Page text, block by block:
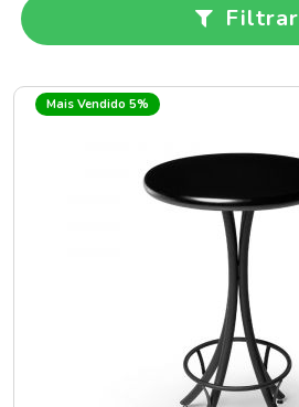
Filtrar
Mais Vendido 5%